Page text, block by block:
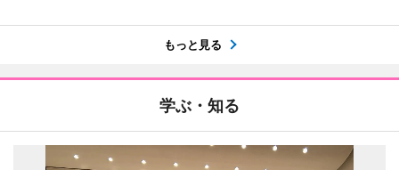
もっと見る
学ぶ・知る